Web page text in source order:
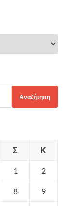
Αναζήτηση
Σ Κ
1 2
8 9